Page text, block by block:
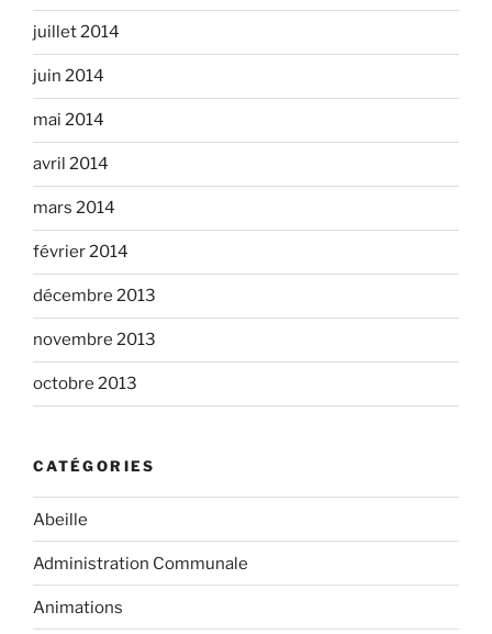
juillet 2014
juin 2014
mai 2014
avril 2014
mars 2014
février 2014
décembre 2013
novembre 2013
octobre 2013
CATÉGORIES
Abeille
Administration Communale
Animations